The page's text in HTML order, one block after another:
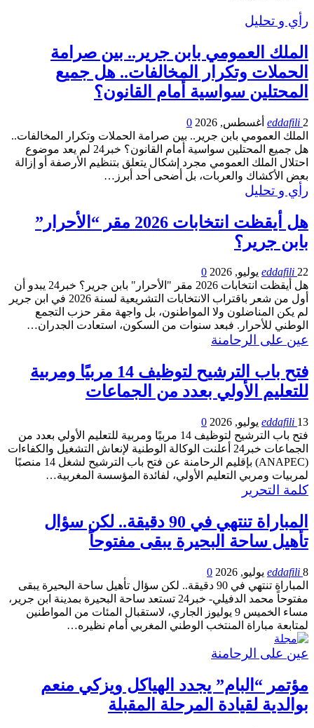
رأي و تحليل
الملك العمومي بابن جرير.. بين صرامة
الحملات وتكرار المخالفات.. هل جميع
المحتلين سواسية أمام القانون؟
eddafili 2 أغسطس, 2026
0
الملك العمومي بابن جرير.. بين صرامة الحملات وتكرار المخالفات..
هل جميع المحتلين سواسية أمام القانون؟ خبر24 لم يعد موضوع
احتلال الملك العمومي مجرد إشكال يتعلق بتنظيم الأرصفة أو إزالة
بعض الأكشاك والعربات، بل أضحى أحد أبرز…
رأي و تحليل
هل أيقظت انتخابات 2026 مقر “الأحرار”
بابن جرير؟
eddafili 22 يوليو, 2026
0
هل أيقظت انتخابات 2026 مقر "الأحرار" بابن جرير؟ خبر24 يبدو أن
أول من شعر باقتراب الانتخابات التشريعية لسنة 2026 في ابن جرير
لم يكن المناضلون ولا المواطنون، بل واجهة مقر حزب التجمع
الوطني للأحرار. فبعد سنوات من السكون، استعادت الجدران…
عين على الرحامنة
فتح باب الترشيح لتوظيف 14 مربيًا ومربية
للتعليم الأولي بعدد من الجماعات
eddafili 13 يوليو, 2026
0
فتح باب الترشيح لتوظيف 14 مربيًا ومربية للتعليم الأولي بعدد من
الجماعات خبر24 أعلنت الوكالة الوطنية لإنعاش التشغيل والكفاءات
(ANAPEC) بإقليم الرحامنة عن فتح باب الترشيح لشغل 14 منصبًا
لمربيات ومربي التعليم الأولي، لفائدة المؤسسة المغربية…
كلمة التحرير
المباراة تنتهي في 90 دقيقة.. لكن سؤال
تأهيل ساحة البحيرة يبقى مفتوحاً
eddafili 8 يوليو, 2026
0
المباراة تنتهي في 90 دقيقة.. لكن سؤال تأهيل ساحة البحيرة يبقى
مفتوحاً محمد الدفيلي- خبر24 تستعد ساحة البحيرة بمدينة ابن جرير،
مساء الخميس 9 يوليوز الجاري، لاستقبال المئات من المواطنين
لمتابعة مباراة المنتخب الوطني المغربي أمام نظيره…
عين على الرحامنة
مؤتمر “البام” يجدد الهياكل ويزكي منعم
بوالدية لقيادة المرحلة المقبلة